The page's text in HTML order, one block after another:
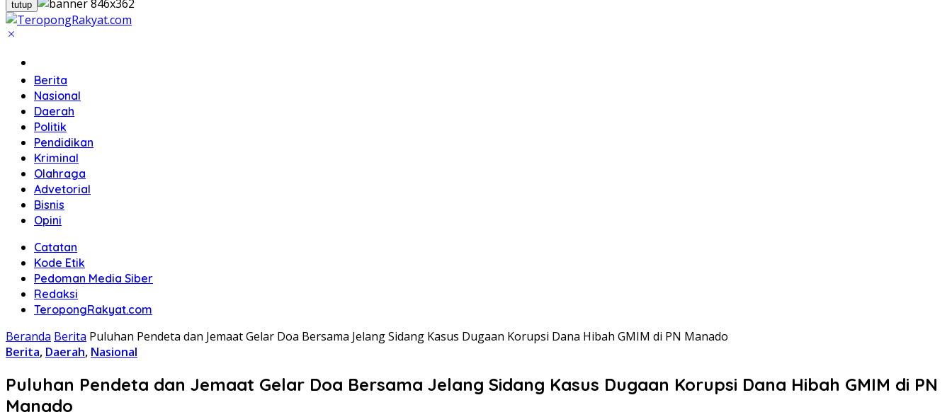
tutup
Berita
Nasional
Daerah
Politik
Pendidikan
Kriminal
Olahraga
Advetorial
Bisnis
Opini
Catatan
Kode Etik
Pedoman Media Siber
Redaksi
TeropongRakyat.com
Beranda Berita Puluhan Pendeta dan Jemaat Gelar Doa Bersama Jelang Sidang Kasus Dugaan Korupsi Dana Hibah GMIM di PN Manado
Berita, Daerah, Nasional
Puluhan Pendeta dan Jemaat Gelar Doa Bersama Jelang Sidang Kasus Dugaan Korupsi Dana Hibah GMIM di PN
Manado